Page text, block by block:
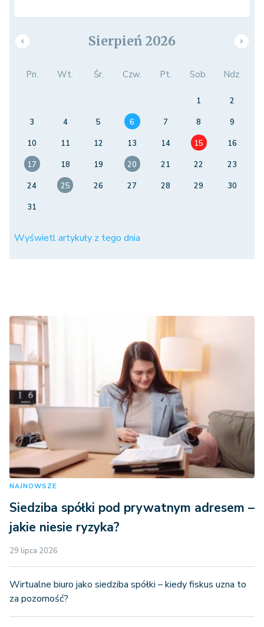
Sierpień 2026
Pn. Wt. Śr. Czw. Pt. Sob. Ndz.
1
2
3
4 5 6 7 8
9
10
11 12 13 14 15
16
17
18 19 20 21 22
23
24
25 26 27 28 29
30
31
Wyświetl artykuły z tego dnia
NAJNOWSZE
Siedziba spółki pod prywatnym adresem –
jakie niesie ryzyka?
29 lipca 2026
Wirtualne biuro jako siedziba spółki – kiedy fiskus uzna to
za pozorność?